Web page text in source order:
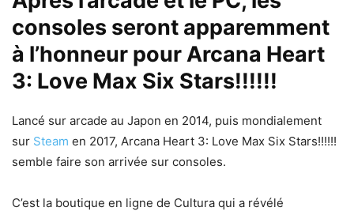
consoles seront apparemment
à l’honneur pour Arcana Heart
3: Love Max Six Stars!!!!!!
Lancé sur arcade au Japon en 2014, puis mondialement
sur Steam en 2017, Arcana Heart 3: Love Max Six Stars!!!!!!
semble faire son arrivée sur consoles.
C’est la boutique en ligne de Cultura qui a révélé